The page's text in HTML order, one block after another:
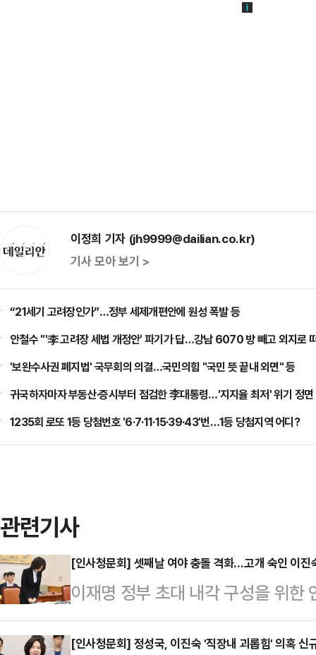
이정희 기자 (jh9999@dailian.co.kr)
기사 모아 보기 >
“21세기 고려장인가”…정부 세제개편안에 원성 폭발 등
안철수 "'李 고려장 세법 개정안' 파기가 답…강남 6070 방 빼고 외지로
'보완수사권 폐지법' 국무회의 의결…국민의힘 "국민 뜻 끝내 외면" 등
귀국하자마자 부동산·증시부터 점검한 李대통령…'지지율 최저' 위기 정
1235회 로또 1등 당첨번호 '6·7·11·15·39·43'번…1등 당첨지역 어디?
관련기사
[인사청문회] 셋째날 여야 충돌 격화…고개 숙인 이진
이재명 정부 초대 내각 구성을 위한
화됐다. 국민의힘은 후보자들에게
주당과의 공방전으로도 번지면서
[인사청문회] 정성국, 이진숙 '직장내 괴롭힘' 의혹